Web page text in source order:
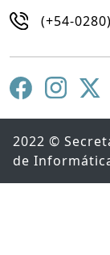
(+54-
2022 ©
de